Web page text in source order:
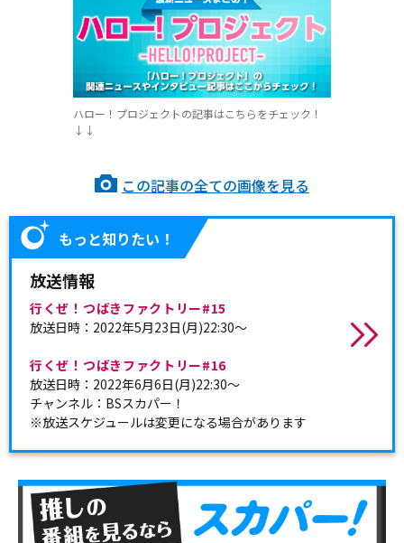
ハロー！プロジェクトの記事はこちらをチェック！
↓↓
この記事の全ての画像を見る
もっと知りたい！
放送情報
行くぜ！つばきファクトリー#15
放送日時：2022年5月23日(月)22:30～
行くぜ！つばきファクトリー#16
放送日時：2022年6月6日(月)22:30～
チャンネル：BSスカパー！
※放送スケジュールは変更になる場合があります